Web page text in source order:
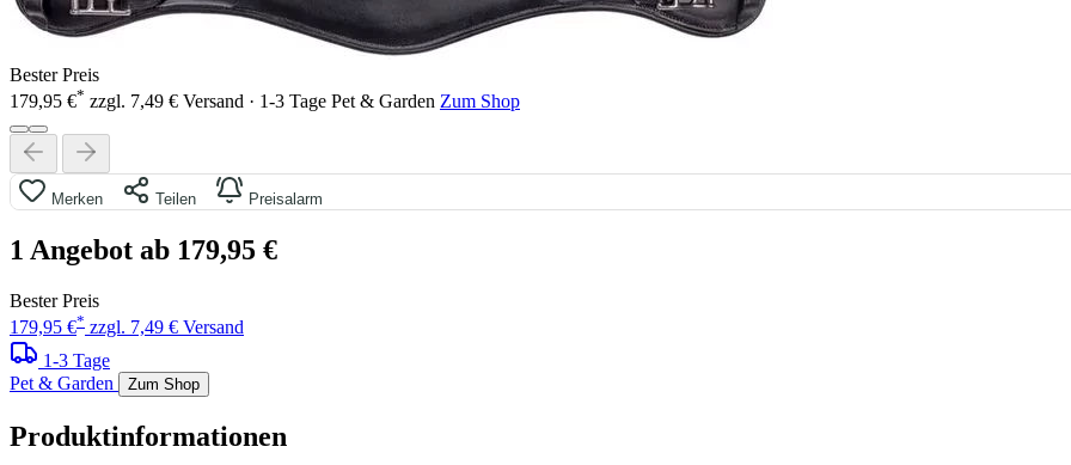
Bester Preis
179,95 €* zzgl. 7,49 € Versand · 1-3 Tage Pet & Garden Zum Shop
Merken Teilen Preisalarm
1 Angebot ab 179,95 €
Bester Preis
179,95 €* zzgl. 7,49 € Versand
1-3 Tage
Pet & Garden
Zum Shop
Produktinformationen